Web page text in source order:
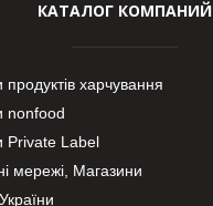
КАТАЛОГ КОМПАНИЙ
харчування
nonfood
Private Label
мережі, Магазини